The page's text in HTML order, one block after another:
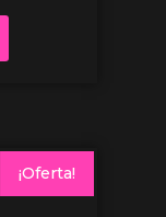
¡Oferta!